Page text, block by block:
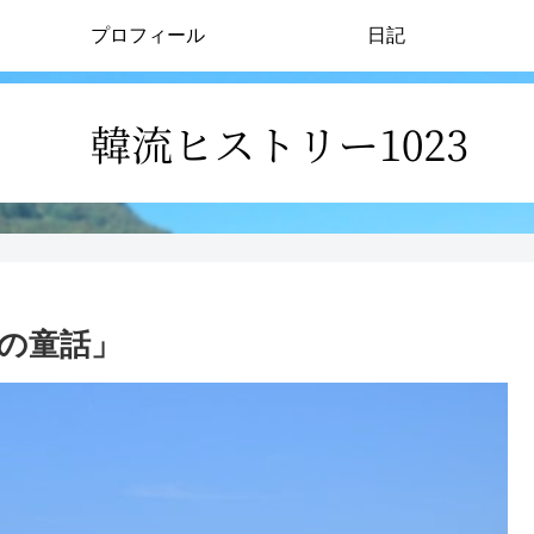
プロフィール 日記
童話」